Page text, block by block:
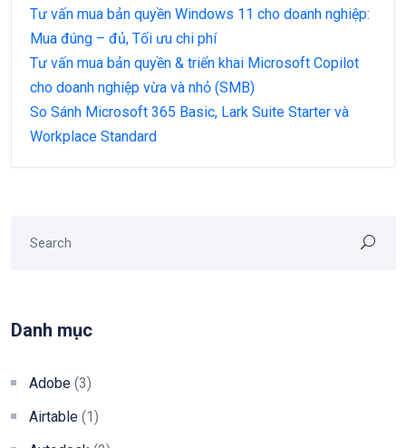
Tư vấn mua bản quyền Windows 11 cho doanh nghiệp:
Mua đúng – đủ, Tối ưu chi phí
Tư vấn mua bản quyền & triển khai Microsoft Copilot
cho doanh nghiệp vừa và nhỏ (SMB)
So Sánh Microsoft 365 Basic, Lark Suite Starter và
Workplace Standard
Danh mục
Adobe (3)
Airtable (1)